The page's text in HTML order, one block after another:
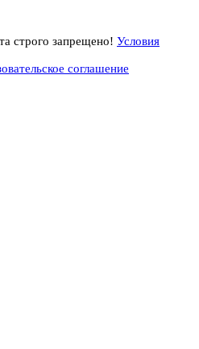
строго запрещено! Условия
соглашение